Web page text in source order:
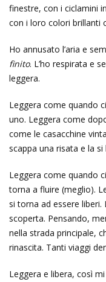
finestre, con i ciclamini
con i loro colori brillanti
Ho annusato l’aria e
finito. L’ho respirata e
leggera.
Leggera come quando
uno. Leggera come
come le casacchine
scappa una risata e la si
Leggera come quando
torna a fluire (meglio).
si torna ad essere
scoperta. Pensando,
nella strada principale,
rinascita. Tanti viaggi
Leggera e libera, così